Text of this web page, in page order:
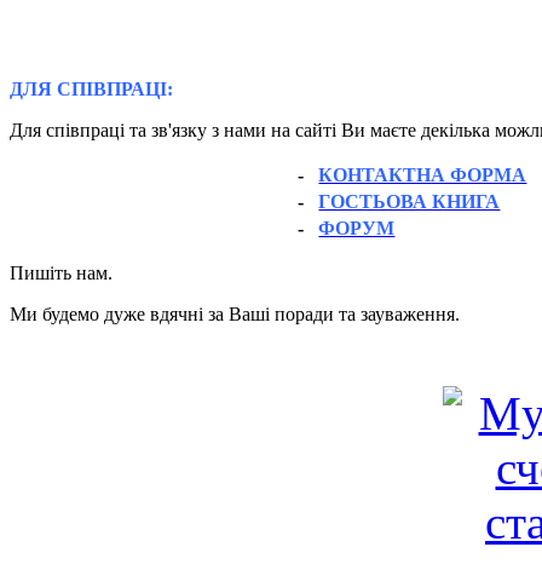
ДЛЯ СПІВПРАЦІ:
Для співпраці та зв'язку з нами на сайті Ви маєте декілька
-
КОНТАКТНА ФОРМА
-
ГОСТЬОВА КНИГА
-
ФОРУМ
Пишіть нам.
Ми будемо дуже вдячні за Ваші поради та зауваження.